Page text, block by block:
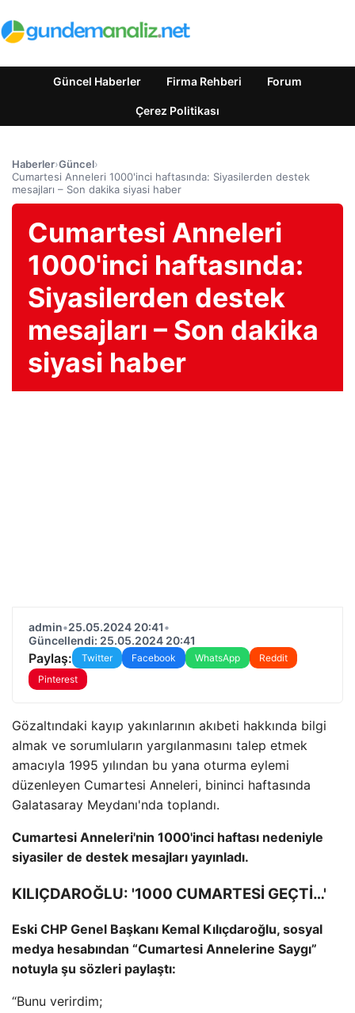
Güncel Haberler Firma Rehberi Forum
Çerez Politikası
Haberler›Güncel›
Cumartesi Anneleri 1000'inci haftasında: Siyasilerden destek
mesajları – Son dakika siyasi haber
Cumartesi Anneleri
1000'inci haftasında:
Siyasilerden destek
mesajları – Son dakika
siyasi haber
admin•25.05.2024 20:41•
Güncellendi: 25.05.2024 20:41
Paylaş: Twitter Facebook WhatsApp
Reddit
Pinterest
Gözaltındaki kayıp yakınlarının akıbeti hakkında bilgi
almak ve sorumluların yargılanmasını talep etmek
amacıyla 1995 yılından bu yana oturma eylemi
düzenleyen Cumartesi Anneleri, bininci haftasında
Galatasaray Meydanı'nda toplandı.
Cumartesi Anneleri'nin 1000'inci haftası nedeniyle
siyasiler de destek mesajları yayınladı.
KILIÇDAROĞLU: '1000 CUMARTESİ GEÇTİ…'
Eski CHP Genel Başkanı Kemal Kılıçdaroğlu, sosyal
medya hesabından “Cumartesi Annelerine Saygı”
notuyla şu sözleri paylaştı:
“Bunu verirdim;